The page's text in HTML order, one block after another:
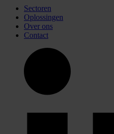
Sectoren
Oplossingen
Over ons
Contact